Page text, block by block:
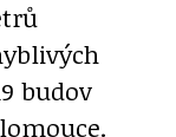
budov